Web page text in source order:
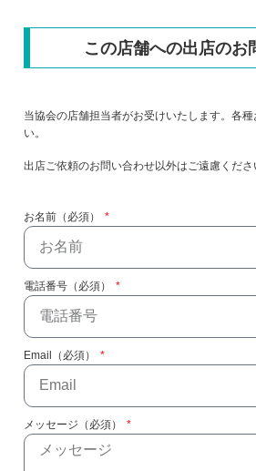
この店舗への出店のお
当協会の店舗担当者がお受けいたします。各
い。
出店ご依頼のお問い合わせ以外はご遠慮くださ
お名前（必須）
電話番号（必須）
Email（必須）
メッセージ（必須）